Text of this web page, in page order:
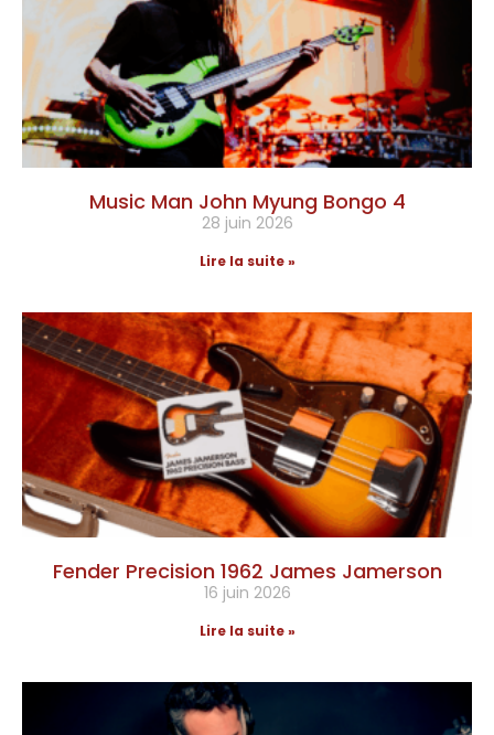
Music Man John Myung Bongo 4
28 juin 2026
Lire la suite »
Fender Precision 1962 James Jamerson
16 juin 2026
Lire la suite »